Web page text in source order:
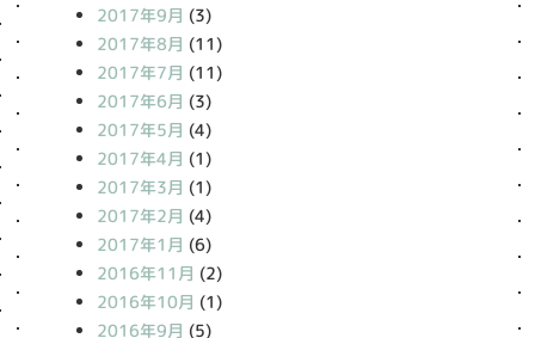
2017年9月 (3)
2017年8月 (11)
2017年7月 (11)
2017年6月 (3)
2017年5月 (4)
2017年4月 (1)
2017年3月 (1)
2017年2月 (4)
2017年1月 (6)
2016年11月 (2)
2016年10月 (1)
2016年9月 (5)